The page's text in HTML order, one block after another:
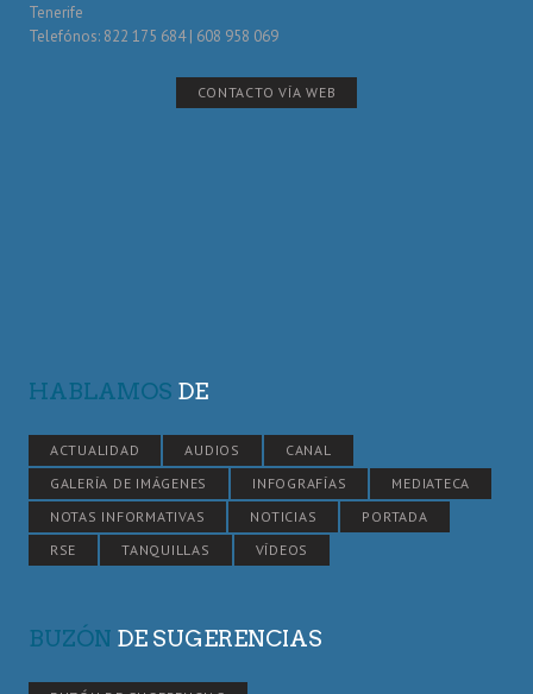
Tenerife
Telefónos: 822 175 684 | 608 958 069
CONTACTO VÍA WEB
HABLAMOS DE
ACTUALIDAD AUDIOS
CANAL
GALERÍA DE IMÁGENES
INFOGRAFÍAS
MEDIATECA
NOTAS INFORMATIVAS
NOTICIAS
PORTADA
RSE
TANQUILLAS VÍDEOS
BUZÓN DE SUGERENCIAS